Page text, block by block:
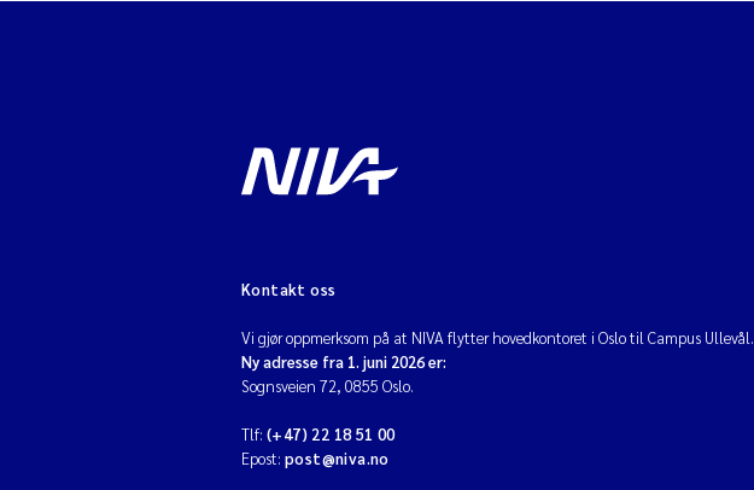
Kontakt oss
Vi gjør oppmerksom på at NIVA flytter hovedkontoret i Oslo til Campus Ullevål.
Ny adresse fra 1. juni 2026 er:
Sognsveien 72, 0855 Oslo.
Tlf: (+47) 22 18 51 00
Epost: post@niva.no